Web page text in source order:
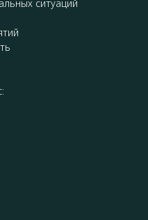
ситуаций